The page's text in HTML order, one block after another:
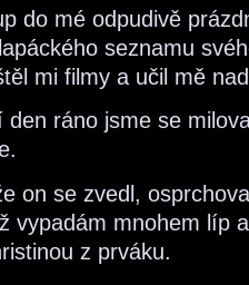
do mé odpudivě
seznamu
mi filmy a učil mě
den ráno jsme se
on se zvedl,
vypadám mnohem líp
z prváku.